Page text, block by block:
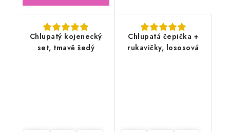
Chlupatý kojenecký
set, tmavě šedý
Chlupatá čepička +
rukavičky, lososová